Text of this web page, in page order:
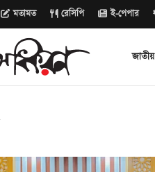
মতামত রেসিপি ই-পেপার
জাতীয়